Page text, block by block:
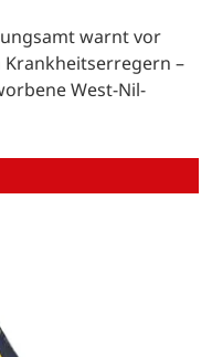
warnt vor
–
West-Nil-